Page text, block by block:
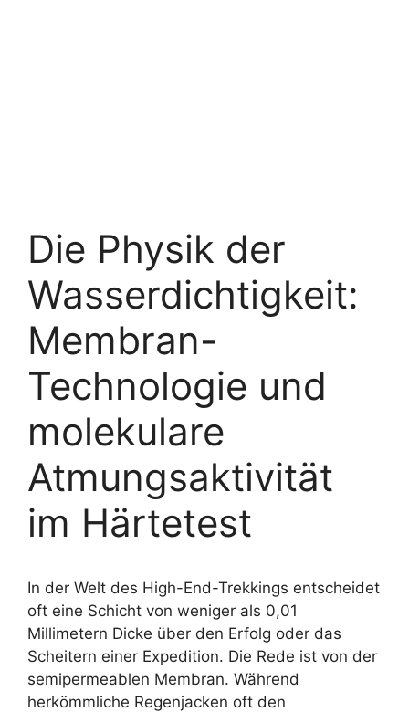
Die Physik der
Wasserdichtigkeit:
Membran-
Technologie und
molekulare
Atmungsaktivität
im Härtetest
In der Welt des High-End-Trekkings entscheidet
oft eine Schicht von weniger als 0,01
Millimetern Dicke über den Erfolg oder das
Scheitern einer Expedition. Die Rede ist von der
semipermeablen Membran. Während
herkömmliche Regenjacken oft den